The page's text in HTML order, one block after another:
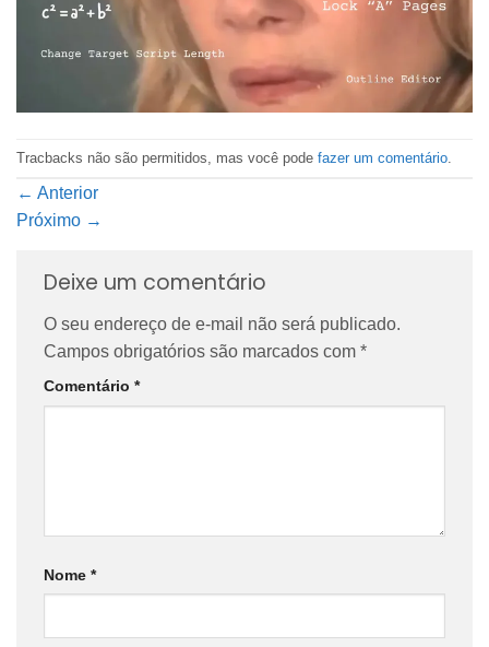
Tracbacks não são permitidos, mas você pode fazer um comentário
← Anterior
Próximo →
Deixe um comentário
O seu endereço de e-mail não será publicado.
Campos obrigatórios são marcados com *
Comentário *
Nome *